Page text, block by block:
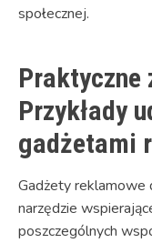
społecznej.
Praktyczne
Przykłady
gadżetami
Gadżety reklamowe
narzędzie
poszczególnych